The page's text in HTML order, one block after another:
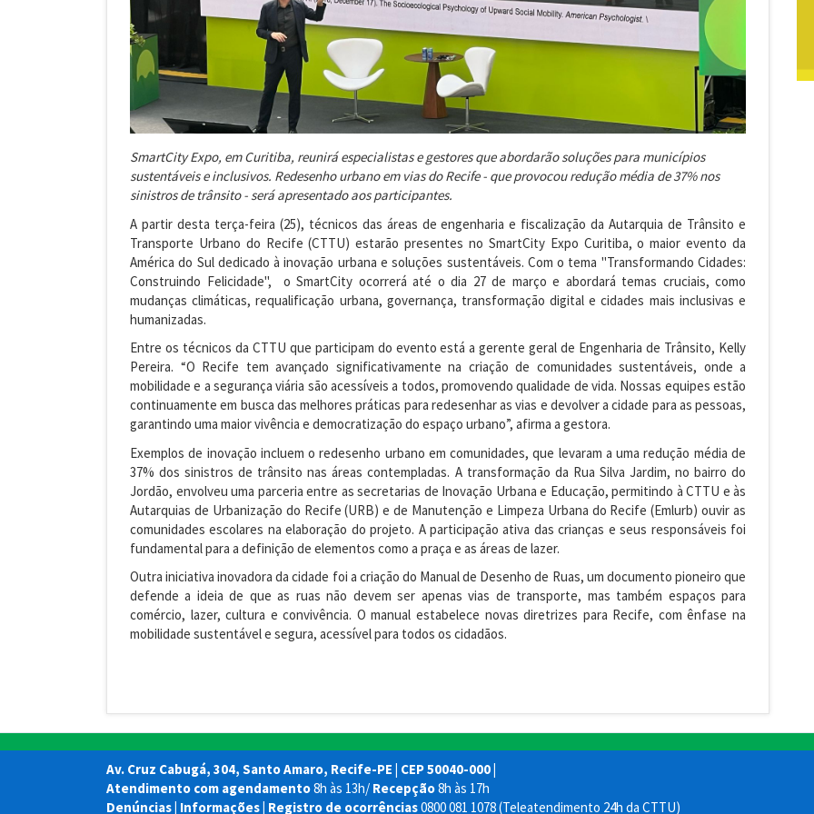
SmartCity Expo, em Curitiba, reunirá especialistas e gestores que abordarão soluções para municípios
sustentáveis e inclusivos. Redesenho urbano em vias do Recife - que provocou redução média de 37% nos
sinistros de trânsito - será apresentado aos participantes.
A partir desta terça-feira (25), técnicos das áreas de engenharia e fiscalização da Autarquia de Trânsito e
Transporte Urbano do Recife (CTTU) estarão presentes no SmartCity Expo Curitiba, o maior evento da
América do Sul dedicado à inovação urbana e soluções sustentáveis. Com o tema "Transformando Cidades:
Construindo Felicidade", o SmartCity ocorrerá até o dia 27 de março e abordará temas cruciais, como
mudanças climáticas, requalificação urbana, governança, transformação digital e cidades mais inclusivas e
humanizadas.
Entre os técnicos da CTTU que participam do evento está a gerente geral de Engenharia de Trânsito, Kelly
Pereira. “O Recife tem avançado significativamente na criação de comunidades sustentáveis, onde a
mobilidade e a segurança viária são acessíveis a todos, promovendo qualidade de vida. Nossas equipes estão
continuamente em busca das melhores práticas para redesenhar as vias e devolver a cidade para as pessoas,
garantindo uma maior vivência e democratização do espaço urbano”, afirma a gestora.
Exemplos de inovação incluem o redesenho urbano em comunidades, que levaram a uma redução média de
37% dos sinistros de trânsito nas áreas contempladas. A transformação da Rua Silva Jardim, no bairro do
Jordão, envolveu uma parceria entre as secretarias de Inovação Urbana e Educação, permitindo à CTTU e às
Autarquias de Urbanização do Recife (URB) e de Manutenção e Limpeza Urbana do Recife (Emlurb) ouvir as
comunidades escolares na elaboração do projeto. A participação ativa das crianças e seus responsáveis foi
fundamental para a definição de elementos como a praça e as áreas de lazer.
Outra iniciativa inovadora da cidade foi a criação do Manual de Desenho de Ruas, um documento pioneiro que
defende a ideia de que as ruas não devem ser apenas vias de transporte, mas também espaços para
comércio, lazer, cultura e convivência. O manual estabelece novas diretrizes para Recife, com ênfase na
mobilidade sustentável e segura, acessível para todos os cidadãos.
Av. Cruz Cabugá, 304, Santo Amaro, Recife-PE | CEP 50040-000 |
Atendimento com agendamento8h às 13h/ Recepção8h às 17h
Denúncias | Informações | Registro de ocorrências0800 081 1078 (Teleatendimento 24h da CTTU)